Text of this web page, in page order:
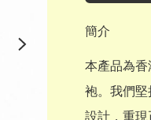
簡介
本產品為
袍。我們
設計，重